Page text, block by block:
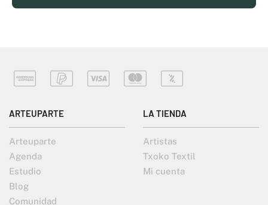
ARTEUPARTE
Arteuparte
Agenda
Estudio
Blog
Comunidad
LA TIENDA
Artistas
Txoko Textil
Mi cuenta